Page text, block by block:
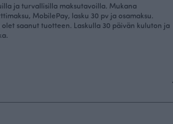
ja turvallisilla maksutavoilla. Mukana
MobilePay, lasku 30 pv ja osamaksu.
olet saanut tuotteen. Laskulla 30 päivän kuluton ja